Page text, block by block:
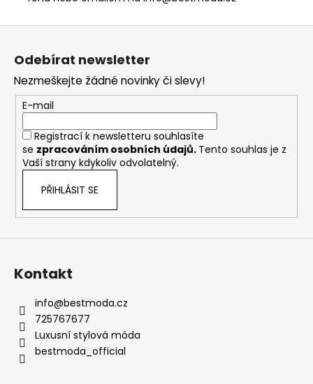
Odebírat newsletter
Nezmeškejte žádné novinky či slevy!
E-mail
Registrací k newsletteru souhlasíte
se zpracováním osobních údajů. Tento souhlas je z
Vaší strany kdykoliv odvolatelný.
PŘIHLÁSIT SE
Kontakt
info@bestmoda.cz
725767677
Luxusní stylová móda
bestmoda_official